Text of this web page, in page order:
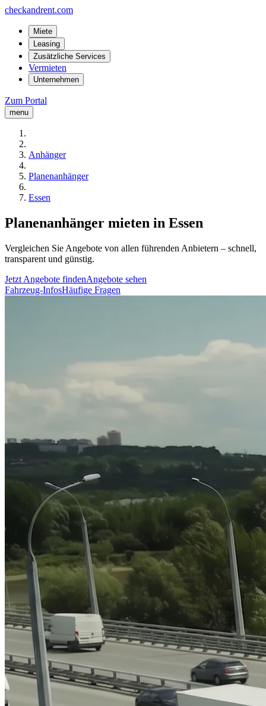
checkandrent.com
Miete
Leasing
Zusätzliche Services
Vermieten
Unternehmen
Zum Portal
menu
Anhänger
Planenanhänger
Essen
Planenanhänger mieten in Essen
Vergleichen Sie Angebote von allen führenden Anbietern – schnell,
transparent und günstig.
Jetzt Angebote findenAngebote sehen
Fahrzeug-InfosHäufige Fragen